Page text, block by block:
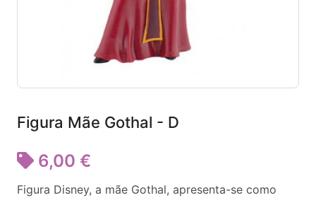
Figura Mãe Gothal - D
6,00 €
Figura Disney, a mãe Gothal, apresenta-se como